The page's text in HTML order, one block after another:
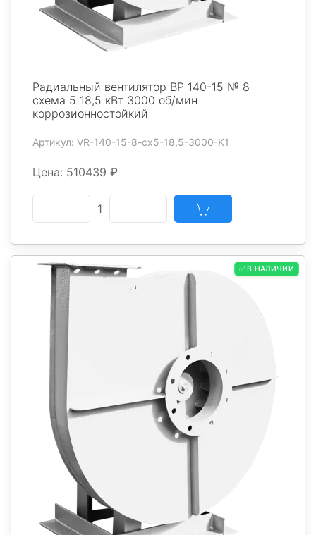
Радиальный вентилятор ВР 140-15 № 8
схема 5 18,5 кВт 3000 об/мин
коррозионностойкий
Артикул: VR-140-15-8-cx5-18,5-3000-K1
Цена: 510439 ₽
1
✅ В НАЛИЧИИ